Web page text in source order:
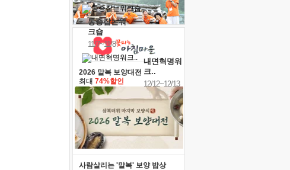
통증잡는워
크숍
11/7~11/8
내면혁명워
크..
12/12~12/13
2026 말복 보양대전
최대 74%할인
사람살리는 '말복' 보양 밥상